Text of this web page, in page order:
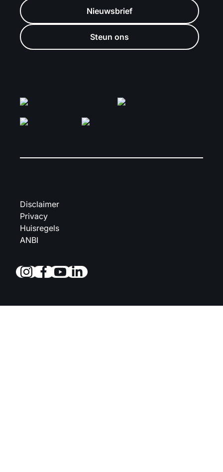
Nieuwsbrief
Steun ons
Disclaimer
Privacy
Huisregels
ANBI